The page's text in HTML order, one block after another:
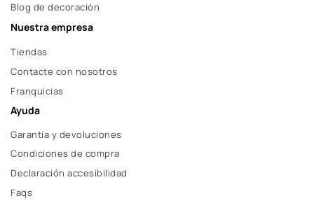
Blog de decoración
Nuestra empresa
Tiendas
Contacte con nosotros
Franquicias
Ayuda
Garantía y devoluciones
Condiciones de compra
Declaración accesibilidad
Faqs